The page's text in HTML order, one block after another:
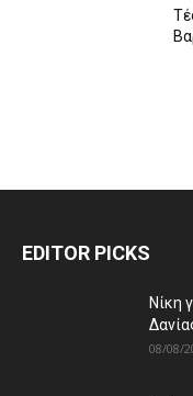
EDITOR PICKS
Νίκη
08/08/